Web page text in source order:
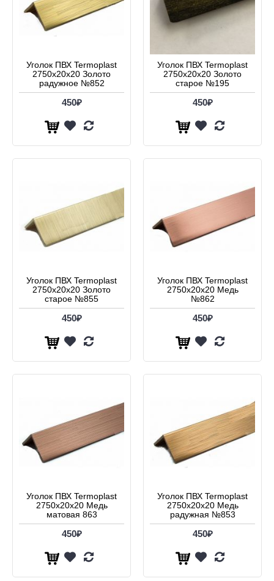
Уголок ПВХ Termoplast
2750х20х20 Золото
радужное №852
450₽
Уголок ПВХ Termoplast
2750х20х20 Золото
старое №195
450₽
Уголок ПВХ Termoplast
2750х20х20 Золото
старое №855
450₽
Уголок ПВХ Termoplast
2750х20х20 Медь
№862
450₽
Уголок ПВХ Termoplast
2750х20х20 Медь
матовая 863
450₽
Уголок ПВХ Termoplast
2750х20х20 Медь
радужная №853
450₽